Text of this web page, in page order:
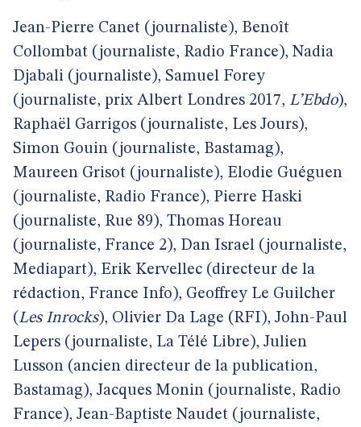
Jean-Pierre Canet (journaliste), Benoît
Collombat (journaliste, Radio France), Nadia
Djabali (journaliste), Samuel Forey
(journaliste, prix Albert Londres 2017, L’Ebdo),
Raphaël Garrigos (journaliste, Les Jours),
Simon Gouin (journaliste, Bastamag),
Maureen Grisot (journaliste), Elodie Guéguen
(journaliste, Radio France), Pierre Haski
(journaliste, Rue 89), Thomas Horeau
(journaliste, France 2), Dan Israel (journaliste,
Mediapart), Erik Kervellec (directeur de la
rédaction, France Info), Geoffrey Le Guilcher
(Les Inrocks), Olivier Da Lage (RFI), John-Paul
Lepers (journaliste, La Télé Libre), Julien
Lusson (ancien directeur de la publication,
Bastamag), Jacques Monin (journaliste, Radio
France), Jean-Baptiste Naudet (journaliste,